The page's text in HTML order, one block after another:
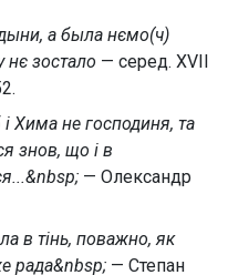
а была нємо(ч)
нє зостало — серед. XVII
Хима не господиня, та
знов, що і в
— Олександр
в тінь, поважно, як
рада&nbsp; — Степан